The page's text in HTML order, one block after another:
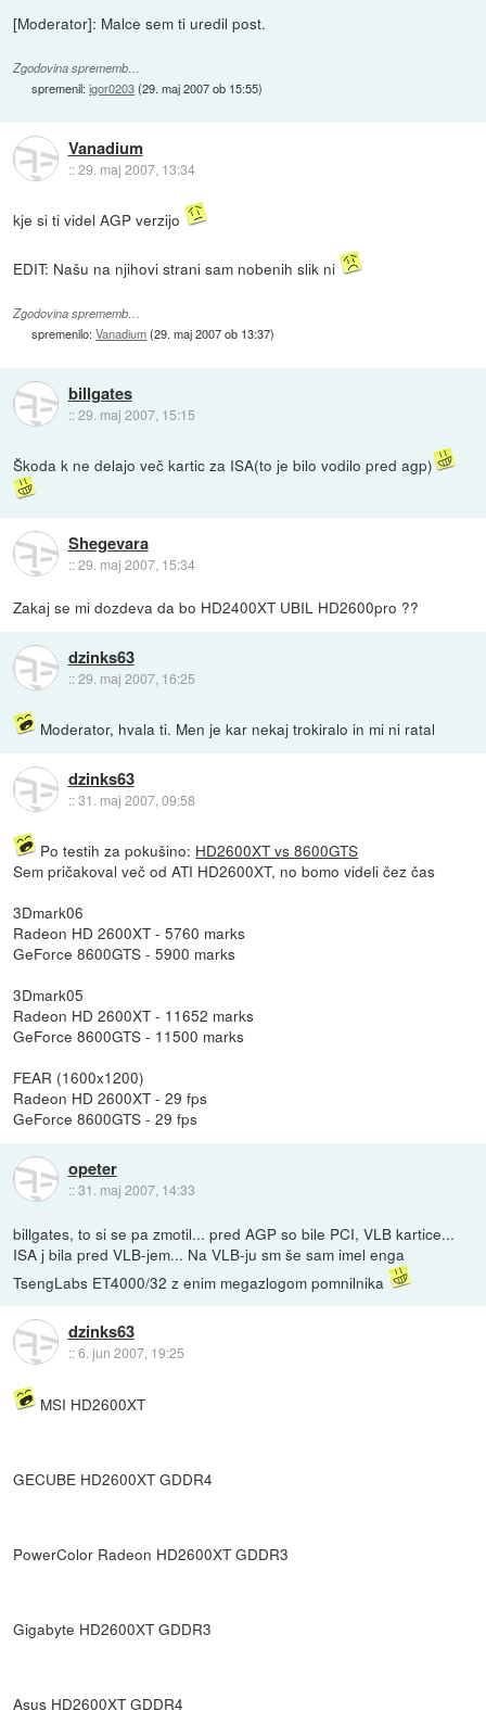
[Moderator]: Malce sem ti uredil post.
Zgodovina sprememb…
spremenil:igor0203(29. maj 2007 ob 15:55)
Vanadium
::29. maj 2007, 13:34
kje si ti videl AGP verzijo
EDIT: Našu na njihovi strani sam nobenih slik ni
Zgodovina sprememb…
spremenilo:Vanadium(29. maj 2007 ob 13:37)
billgates
::29. maj 2007, 15:15
Škoda k ne delajo več kartic za ISA(to je bilo vodilo pred agp)
Shegevara
::29. maj 2007, 15:34
Zakaj se mi dozdeva da bo HD2400XT UBIL HD2600pro ??
dzinks63
::29. maj 2007, 16:25
Moderator, hvala ti. Men je kar nekaj trokiralo in mi ni ratal
dzinks63
::31. maj 2007, 09:58
Po testih za pokušino: HD2600XT vs 8600GTS
Sem pričakoval več od ATI HD2600XT, no bomo videli čez čas
3Dmark06
Radeon HD 2600XT - 5760 marks
GeForce 8600GTS - 5900 marks
3Dmark05
Radeon HD 2600XT - 11652 marks
GeForce 8600GTS - 11500 marks
FEAR (1600x1200)
Radeon HD 2600XT - 29 fps
GeForce 8600GTS - 29 fps
opeter
::31. maj 2007, 14:33
billgates, to si se pa zmotil... pred AGP so bile PCI, VLB kartice...
ISA j bila pred VLB-jem... Na VLB-ju sm še sam imel enga
TsengLabs ET4000/32 z enim megazlogom pomnilnika
dzinks63
::6. jun 2007, 19:25
MSI HD2600XT
GECUBE HD2600XT GDDR4
PowerColor Radeon HD2600XT GDDR3
Gigabyte HD2600XT GDDR3
Asus HD2600XT GDDR4